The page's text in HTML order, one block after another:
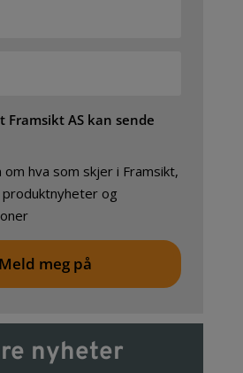
Framsikt AS kan sende
hva som skjer i Framsikt,
og
Meld meg på
nyheter